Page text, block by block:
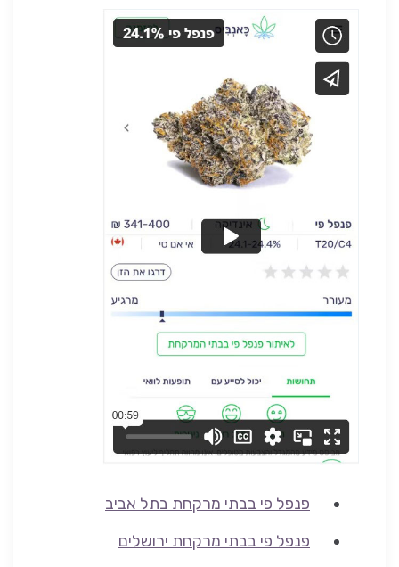
פנפל פי בבתי מרקחת בתל אביב
פנפל פי בבתי מרקחת ירושלים